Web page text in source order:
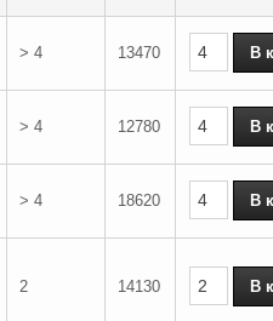
> 4 13470
> 4 12780
> 4 18620
2 14130